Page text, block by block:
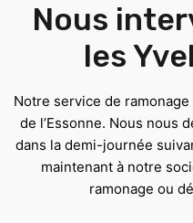
Nous
les
Notre service de
de l’Essonne. Nous nous
dans la demi-journée
maintenant à notre
ramonage ou